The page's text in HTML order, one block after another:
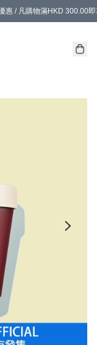
惠 / 凡購物滿HKD 300.00